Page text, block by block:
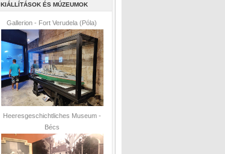
KIÁLLÍTÁSOK ÉS MÚZEUMOK
Gallerion - Fort Verudela (Póla)
Heeresgeschichtliches Museum -
Bécs